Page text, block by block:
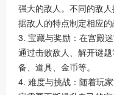
强大的敌人。不同的敌
据敌人的特点制定相应的
3. 宝藏与奖励：在宫殿
通过击败敌人、解开谜
备、道具、金币等。
4. 难度与挑战：随着玩